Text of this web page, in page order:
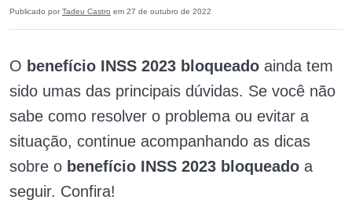
Publicado por Tadeu Castro em 27 de outubro de 2022
O benefício INSS 2023 bloqueado ainda tem
sido umas das principais dúvidas. Se você não
sabe como resolver o problema ou evitar a
situação, continue acompanhando as dicas
sobre o benefício INSS 2023 bloqueado a
seguir. Confira!